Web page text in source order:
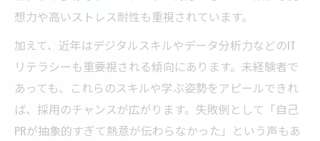
理想のキャリアを築く東京都コンサル事情
東京都で理想のコンサルキャリアを実現す
る方法
コンサル 東京でキャリアアップする戦略を
解説
コンサルティング 求人を活かした長期キャ
想力や高いストレス耐性も重視されています。
加えて、近年はデジタルスキルやデータ分析力などのIT
リテラシーも重要視される傾向にあります。未経験者で
あっても、これらのスキルや学ぶ姿勢をアピールできれ
ば、採用のチャンスが広がります。失敗例として「自己
PRが抽象的すぎて熱意が伝わらなかった」という声もあ